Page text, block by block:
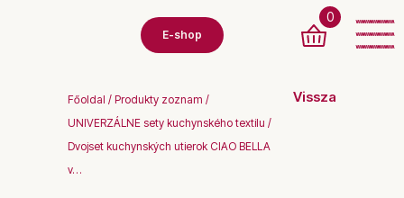
E-shop
0
Főoldal / Produkty zoznam /
UNIVERZÁLNE sety kuchynského textilu /
Dvojset kuchynských utierok CIAO BELLA
v…
Vissza